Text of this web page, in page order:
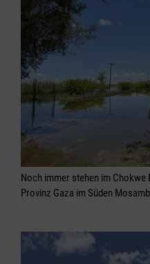
Noch immer stehen im
Provinz Gaza im Süden